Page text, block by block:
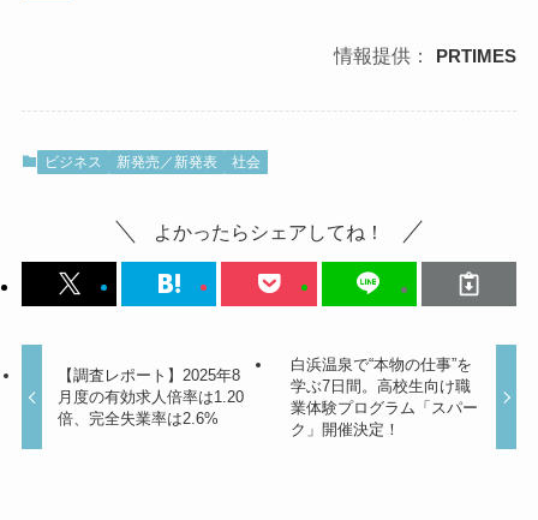
情報提供： PRTIMES
ビジネス 新発売／新発表 社会
よかったらシェアしてね！
【調査レポート】2025年8
月度の有効求人倍率は1.20
倍、完全失業率は2.6%
白浜温泉で“本物の仕事”を
学ぶ7日間。高校生向け職
業体験プログラム「スパー
ク」開催決定！